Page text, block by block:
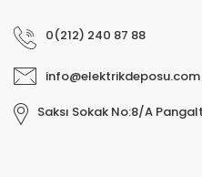
0(212) 240 87 88
info@elektrikdeposu.com
Saksı Sokak No:8/A